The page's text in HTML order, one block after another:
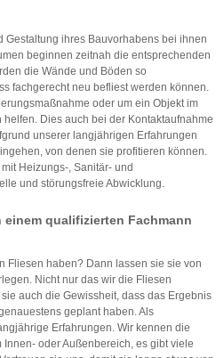
Gestaltung ihres Bauvorhabens bei ihnen
beginnen zeitnah die entsprechenden
die Wände und Böden so
fachgerecht neu befliest werden können.
oder um ein Objekt im
Dies auch bei der Kontaktaufnahme
unserer langjährigen Erfahrungen
von denen sie profitieren können.
Heizungs-, Sanitär- und
und störungsfreie Abwicklung.
qualifizierten Fachmann
Fliesen haben? Dann lassen sie sie von
Nicht nur das wir die Fliesen
auch die Gewissheit, dass das Ergebnis
geplant haben. Als
Erfahrungen. Wir kennen die
Innen- oder Außenbereich, es gibt viele